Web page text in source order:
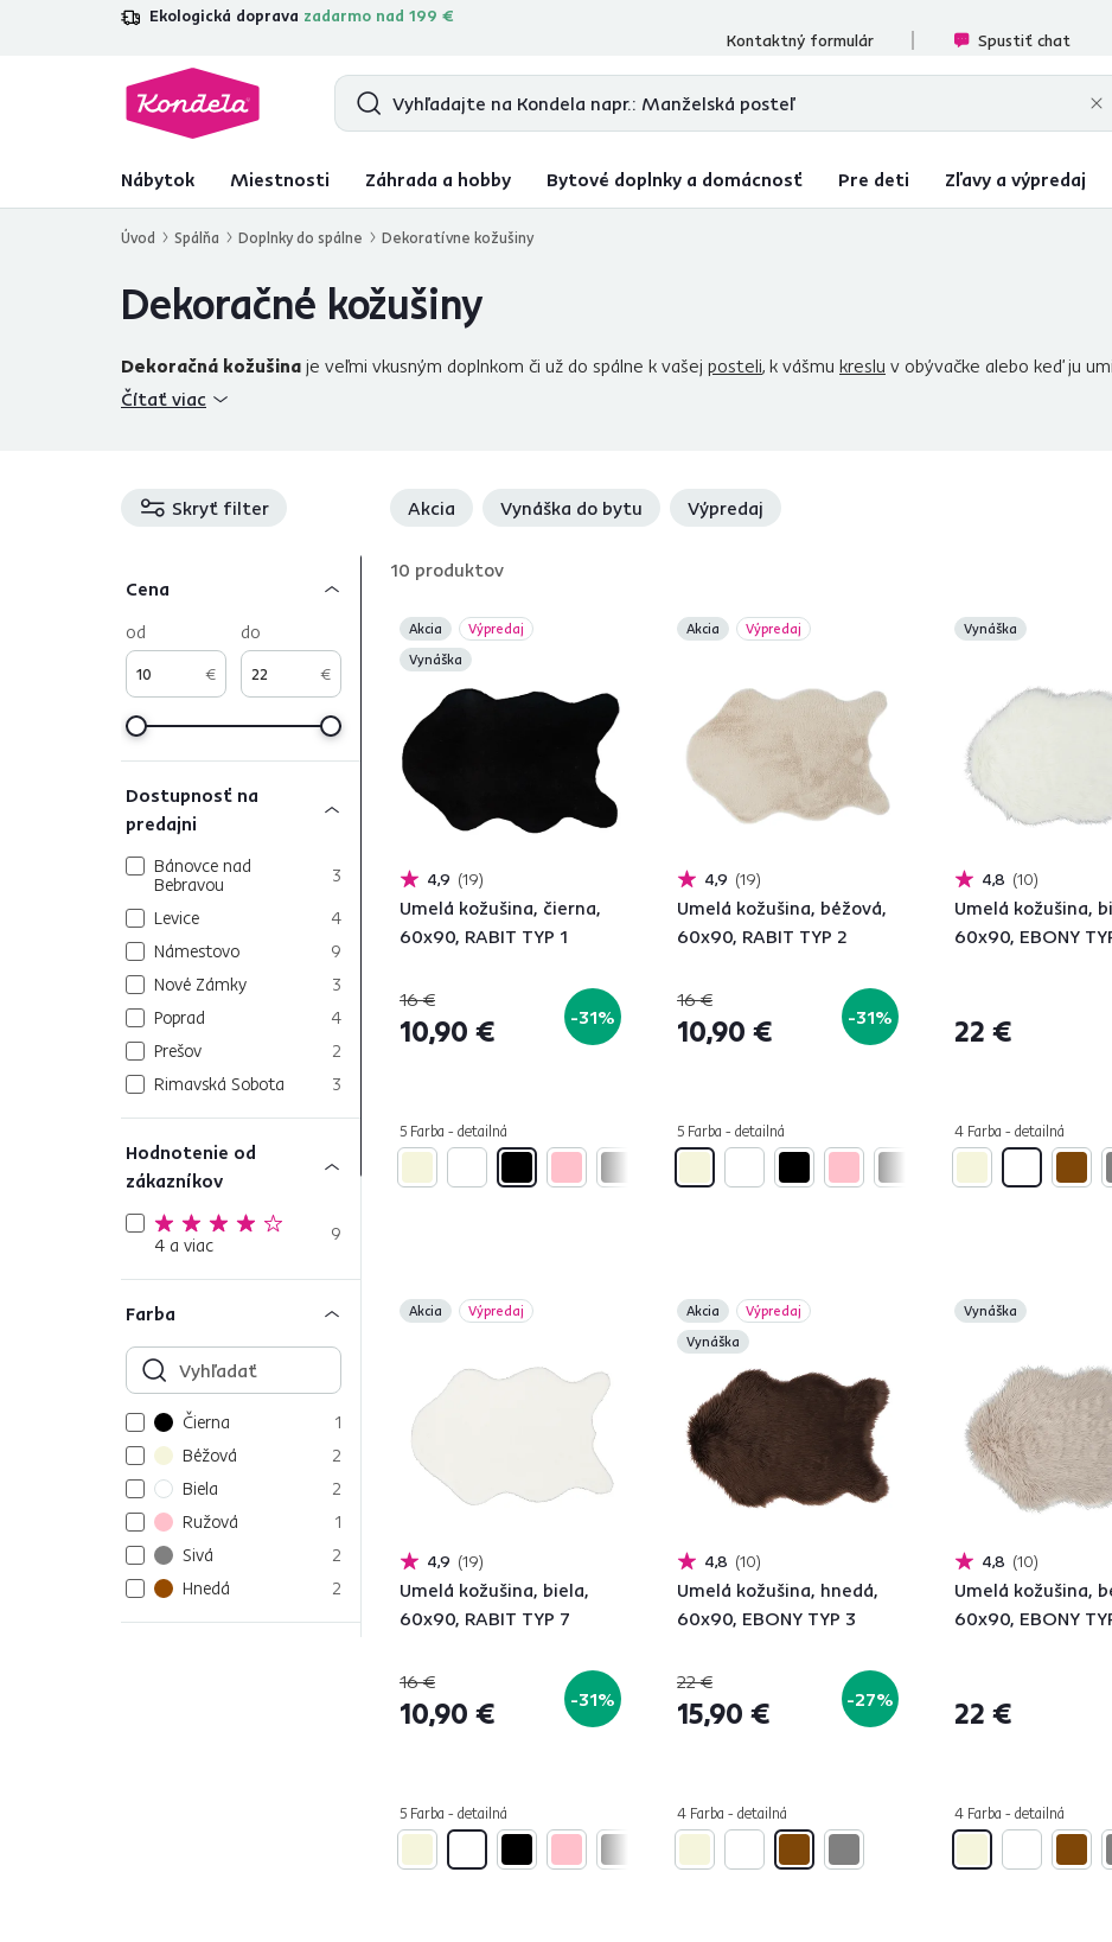
Ekologická doprava zadarmo nad 199 €
4,7 31 285overených produktových recenzií
Kontaktný formulár
Spustiť chat
Nábytok Miestnosti Záhrada a hobby Bytové doplnky a domácnosť Pre deti Zľavy a výpredaj
Úvod Spálňa Doplnky do spálne Dekoratívne kožušiny
Dekoračné kožušiny
Dekoračná kožušina je veľmi vkusným doplnkom či už do spálne k vašej posteli, k vášmu kreslu v obývačke alebo keď ju
nepochybneskvelý pocit, keď chodíte naboso
by tiež nemala ostať nepovšimnutá. Azda prvý materiál,
na zem, je takmer určite ovčia vlna. Jej kvalitu určite nespochybňujeme, avšak nie je
ponúkame vhodnú alternatívu za zlomok ceny. Nechajte sa rozmaznávať výnimočnou mäkučkosťou.
Čítať viac
Skryť filter Akcia Vynáška do bytu Výpredaj
Cena
€
od
€
do
Dostupnosť na
predajni
Bánovce nad
Bebravou
3
Levice
4
Námestovo
9
Nové Zámky
3
Poprad
4
Prešov
2
Rimavská Sobota
3
Hodnotenie od
zákazníkov
4 a viac 9
Farba
Čierna
1
Béžová
2
Biela
2
Ružová
1
Sivá
2
Hnedá
2
10 produktov
Akcia
Výpredaj
Vynáška
4,9 19
Umelá kožušina, čierna,
60x90, RABIT TYP 1
16 €
10,90 € -31%
5 Farba - detailná
Akcia Výpredaj
4,9 19
Umelá kožušina, béžová,
60x90, RABIT TYP 2
16 €
10,90 € -31%
5 Farba - detailná
Vynáška
4,8 10
Umelá kožušina,
60x90, EBONY
22 €
4 Farba - detailná
Akcia Výpredaj
4,9 19
Umelá kožušina, biela,
60x90, RABIT TYP 7
16 €
10,90 € -31%
5 Farba - detailná
Akcia
Výpredaj
Vynáška
4,8 10
Umelá kožušina, hnedá,
60x90, EBONY TYP 3
22 €
15,90 € -27%
4 Farba - detailná
Vynáška
4,8 10
Umelá kožušina,
60x90, EBONY
22 €
4 Farba - detailná